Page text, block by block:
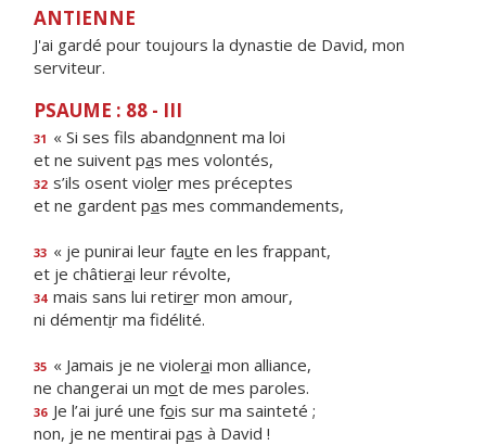
ANTIENNE
J'ai gardé pour toujours la dynastie de David, mon
serviteur.
PSAUME : 88 - III
31 « Si ses fils abandonnent ma loi
et ne suivent pas mes volontés,
32 s’ils osent violer mes préceptes
et ne gardent pas mes commandements,
33 « je punirai leur faute en les frappant,
et je châtierai leur révolte,
34 mais sans lui retirer mon amour,
ni démentir ma fidélité.
35 « Jamais je ne violerai mon alliance,
ne changerai un mot de mes paroles.
36 Je l’ai juré une fois sur ma sainteté ;
non, je ne mentirai pas à David !